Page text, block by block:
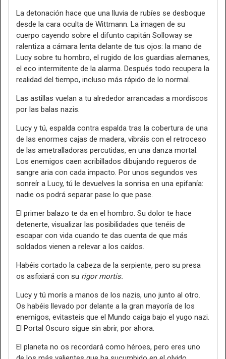
La detonación hace que una lluvia de rubíes se desboque
desde la cara oculta de Wittmann. La imagen de su
cuerpo cayendo sobre el difunto capitán Solloway se
ralentiza a cámara lenta delante de tus ojos: la mano de
Lucy sobre tu hombro, el rugido de los guardias alemanes,
el eco intermitente de la alarma. Después todo recupera la
realidad del tiempo, incluso más rápido de lo normal.
Las astillas vuelan a tu alrededor arrancadas a mordiscos
por las balas nazis.
Lucy y tú, espalda contra espalda tras la cobertura de una
de las enormes cajas de madera, vibráis con el retroceso
de las ametralladoras percutidas, en una danza mortal.
Los enemigos caen acribillados dibujando regueros de
sangre aria con cada impacto. Por unos segundos ves
sonreír a Lucy, tú le devuelves la sonrisa en una epifanía:
nadie os podrá separar pase lo que pase.
El primer balazo te da en el hombro. Su dolor te hace
detenerte, visualizar las posibilidades que tenéis de
escapar con vida cuando te das cuenta de que más
soldados vienen a relevar a los caídos.
Habéis cortado la cabeza de la serpiente, pero su presa
os asfixiará con su rigor mortis.
Lucy y tú morís a manos de los nazis, uno junto al otro.
Os habéis llevado por delante a la gran mayoría de los
enemigos, evitasteis que el Mundo caiga bajo el yugo nazi.
El Portal Oscuro sigue sin abrir, por ahora.
El planeta no os recordará como héroes, pero eres uno